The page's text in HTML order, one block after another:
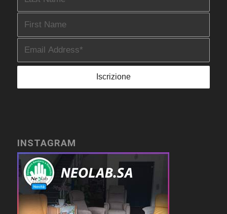
INSTAGRAM